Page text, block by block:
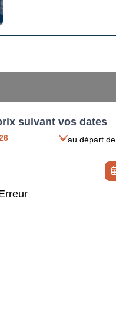
suivant vos dates
au départ de